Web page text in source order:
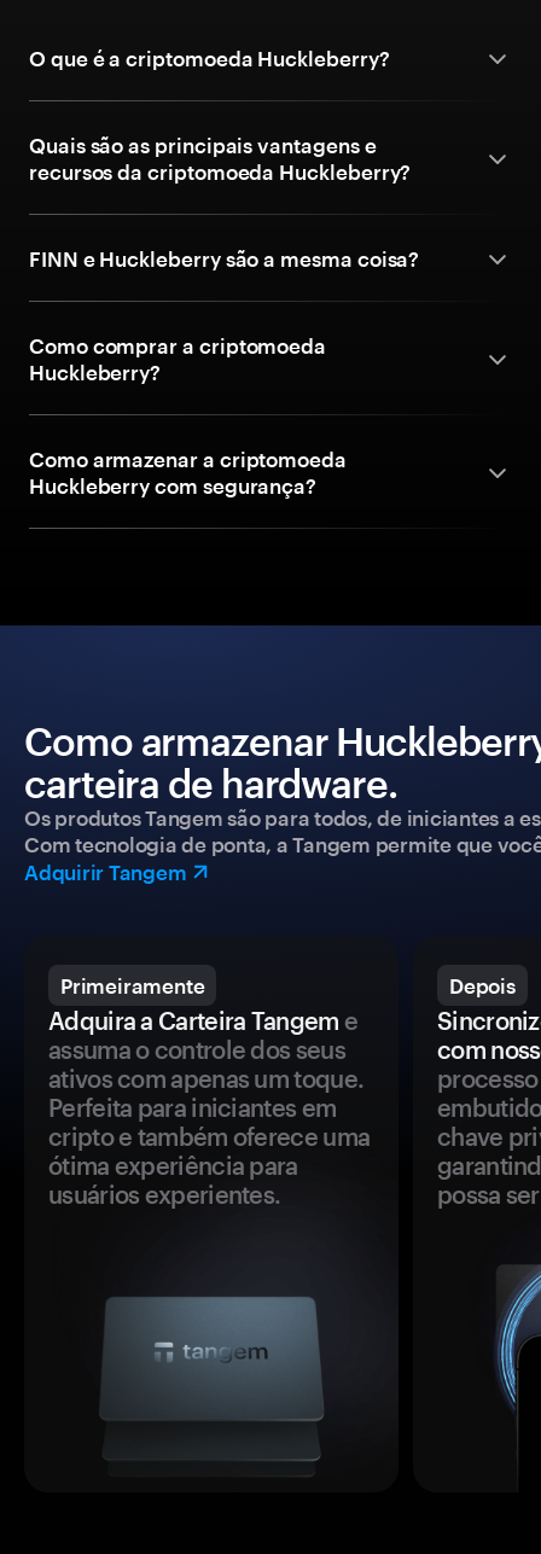
O que é a criptomoeda Huckleberry?
Quais são as principais vantagens e
recursos da criptomoeda Huckleberry?
FINN e Huckleberry são a mesma coisa?
Como comprar a criptomoeda
Huckleberry?
Como armazenar a criptomoeda
Huckleberry com segurança?
Como armazenar
carteira de hardware.
Os produtos Tangem são para todos, de iniciantes a
Com tecnologia de ponta, a Tangem permite que
Adquirir Tangem
Primeiramente
Adquira a Carteira Tangem e
assuma o controle dos seus
ativos com apenas um toque.
Perfeita para iniciantes em
cripto e também oferece uma
ótima experiência para
usuários experientes.
Depois
com
chave
possa